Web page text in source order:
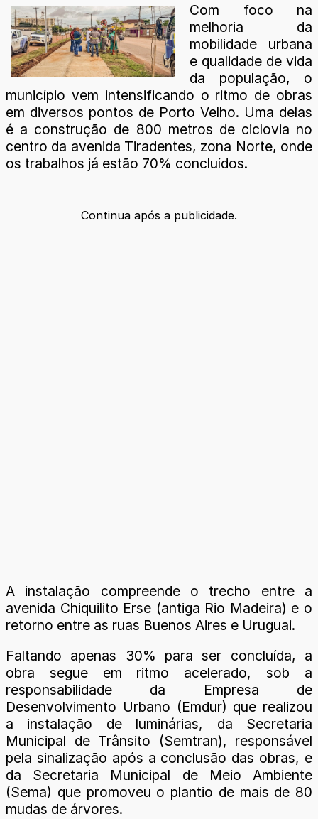
Com foco na
melhoria da
mobilidade urbana
e qualidade de vida
da população, o
município vem intensificando o ritmo de obras
em diversos pontos de Porto Velho. Uma delas
é a construção de 800 metros de ciclovia no
centro da avenida Tiradentes, zona Norte, onde
os trabalhos já estão 70% concluídos.
Continua após a publicidade.
A instalação compreende o trecho entre a
avenida Chiquilito Erse (antiga Rio Madeira) e o
retorno entre as ruas Buenos Aires e Uruguai.
Faltando apenas 30% para ser concluída, a
obra segue em ritmo acelerado, sob a
responsabilidade da Empresa de
Desenvolvimento Urbano (Emdur) que realizou
a instalação de luminárias, da Secretaria
Municipal de Trânsito (Semtran), responsável
pela sinalização após a conclusão das obras, e
da Secretaria Municipal de Meio Ambiente
(Sema) que promoveu o plantio de mais de 80
mudas de árvores.